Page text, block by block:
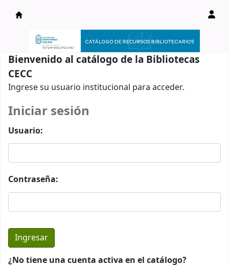
Catálogo en línea
Bienvenido al catálogo de la Bibliotecas
CECC
Ingrese su usuario institucional para acceder.
Iniciar sesión
Usuario:
Contraseña:
¿No tiene una cuenta activa en el catálogo?